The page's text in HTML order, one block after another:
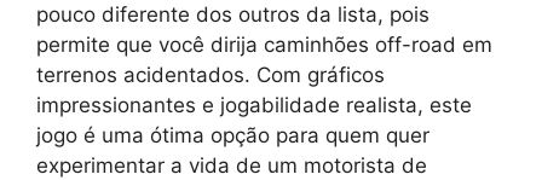
pouco diferente dos outros da lista, pois
permite que você dirija caminhões off-road em
terrenos acidentados. Com gráficos
impressionantes e jogabilidade realista, este
jogo é uma ótima opção para quem quer
experimentar a vida de um motorista de